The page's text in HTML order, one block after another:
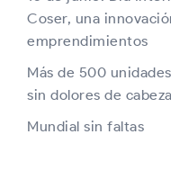
Coser, una
emprendimientos
Más de 500
sin dolores de
Mundial sin faltas